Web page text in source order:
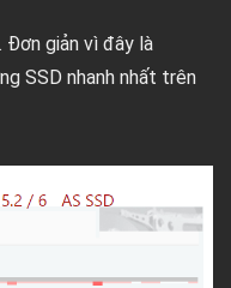
Đơn giản vì đây là
SSD nhanh nhất trên